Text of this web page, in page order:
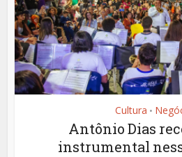
Cultura •
Antônio Dias
instrumental